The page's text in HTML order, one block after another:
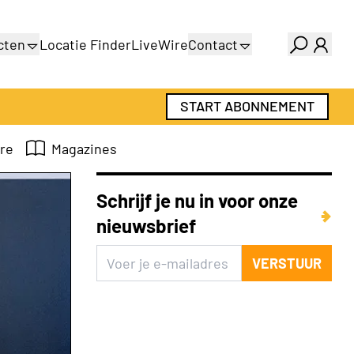
Locatie FinderLiveWireContact
Adverteren
Abonnementen
START ABONNEMENT
Magazines
Schrijf je nu in voor onze
nieuwsbrief
VERSTUUR